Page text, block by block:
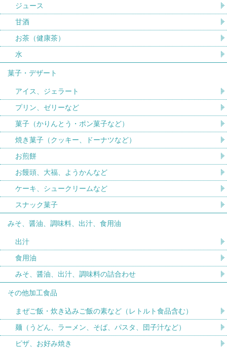
ジュース
甘酒
お茶（健康茶）
水
菓子・デザート
アイス、ジェラート
プリン、ゼリーなど
菓子（かりんとう・ポン菓子など）
焼き菓子（クッキー、ドーナツなど）
お煎餅
お饅頭、大福、ようかんなど
ケーキ、シュークリームなど
スナック菓子
みそ、醤油、調味料、出汁、食用油
出汁
食用油
みそ、醤油、出汁、調味料の詰合わせ
その他加工食品
まぜご飯・炊き込みご飯の素など（レトルト食品含む）
麺（うどん、ラーメン、そば、パスタ、団子汁など）
ピザ、お好み焼き